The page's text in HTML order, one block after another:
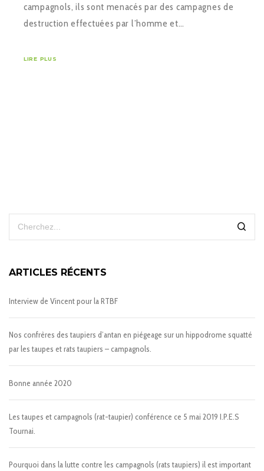
campagnols, ils sont menacés par des campagnes de
destruction effectuées par l’homme et…
LIRE PLUS
ARTICLES RÉCENTS
Interview de Vincent pour la RTBF
Nos confrères des taupiers d’antan en piégeage sur un hippodrome squatté
par les taupes et rats taupiers – campagnols.
Bonne année 2020
Les taupes et campagnols (rat-taupier) conférence ce 5 mai 2019 I.P.E.S
Tournai.
Pourquoi dans la lutte contre les campagnols (rats taupiers) il est important